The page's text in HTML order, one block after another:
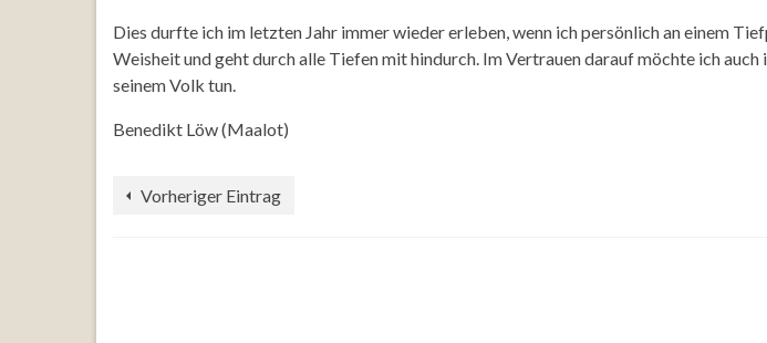
Dies durfte ich im letzten Jahr immer wieder erleben, wenn ich persönlich an einem
Weisheit und geht durch alle Tiefen mit hindurch. Im Vertrauen darauf möchte ich
seinem Volk tun.
Benedikt Löw (Maalot)
Vorheriger Eintrag